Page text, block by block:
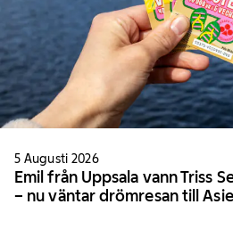
5 Augusti 2026
Emil från Uppsala vann Triss
– nu väntar drömresan till